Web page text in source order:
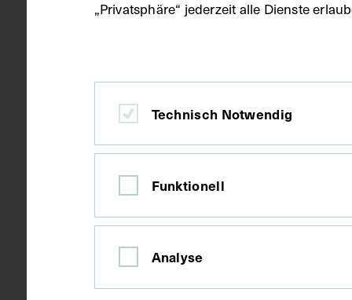
Karton
„Privatsphäre“ jederzeit alle Dienste
Technisch Notwendig
Funktionell
Analyse